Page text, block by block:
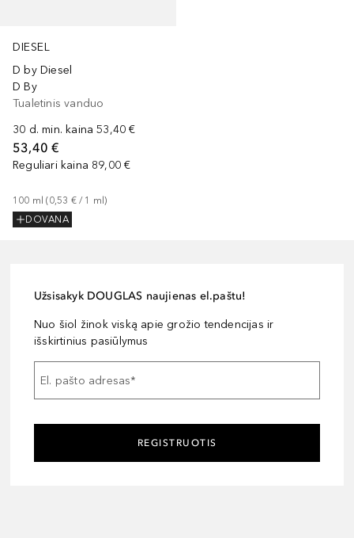
DIESEL
D by Diesel
D By
Tualetinis vanduo
30 d. min. kaina 53,40 €
53,40 €
Reguliari kaina 89,00 €
100 ml (0,53 € / 1 ml)
DOVANA
Užsisakyk DOUGLAS naujienas el.paštu!
Nuo šiol žinok viską apie grožio tendencijas ir
išskirtinius pasiūlymus
El. pašto adresas*
REGISTRUOTIS